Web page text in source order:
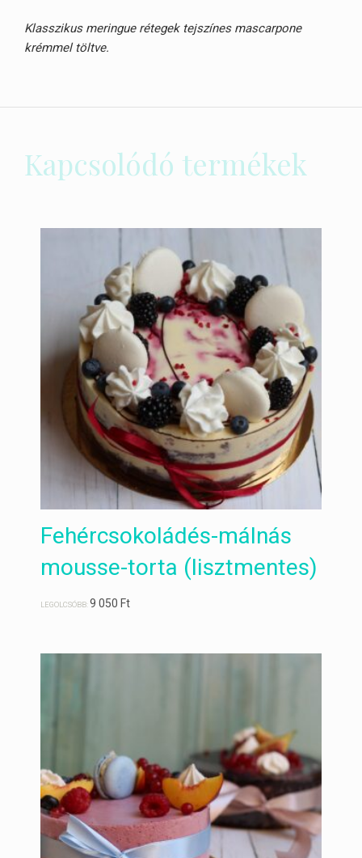
Klasszikus meringue rétegek tejszínes mascarpone
krémmel töltve.
Kapcsolódó termékek
Fehércsokoládés-málnás
mousse-torta (lisztmentes)
LEGOLCSÓBB:9 050Ft